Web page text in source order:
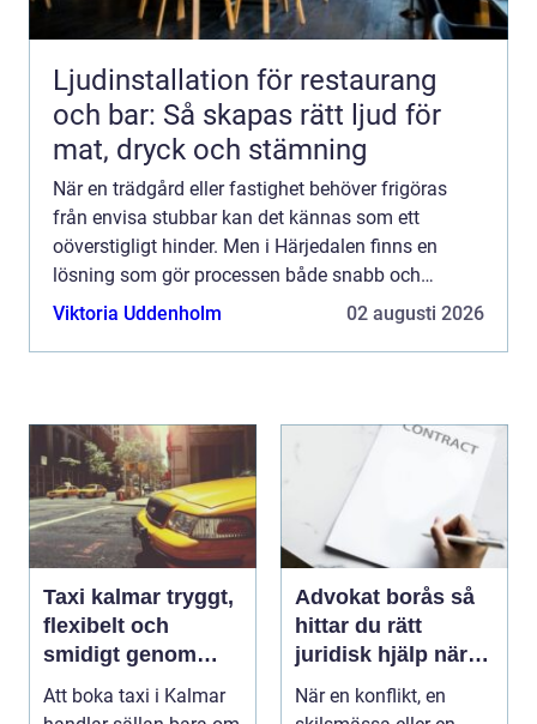
Ljudinstallation för restaurang
och bar: Så skapas rätt ljud för
mat, dryck och stämning
När en trädgård eller fastighet behöver frigöras
från envisa stubbar kan det kännas som ett
oöverstigligt hinder. Men i Härjedalen finns en
lösning som gör processen både snabb och
effekt...
Viktoria Uddenholm 02 augusti 2026
Taxi kalmar tryggt,
flexibelt och
smidigt genom
hela resan
Att boka taxi i Kalmar
Advokat borås så
hittar du rätt
juridisk hjälp när
livet krånglar
När en konflikt, en